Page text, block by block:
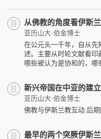
从佛教的角度看伊斯
亚历山大·伯金博士
在公元头一千年，自从
述。主要从时轮文献看印
哪些被认为是协和的，哪
新兴帝国在中亚的建立
亚历山大·伯金博士
佛教与伊斯兰教互动:后
最早的两个突厥伊斯